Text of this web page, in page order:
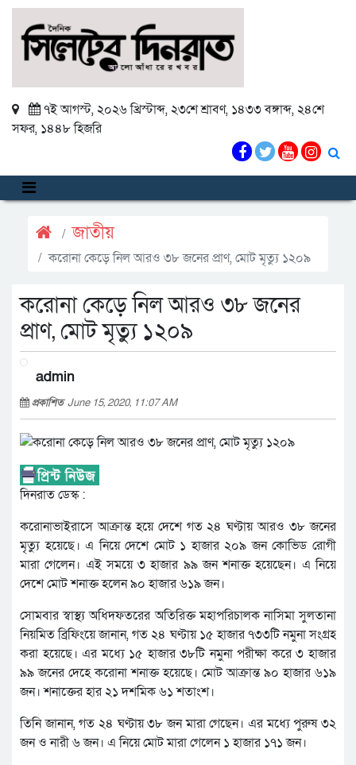
৭ই আগস্ট, ২০২৬ খ্রিস্টাব্দ, ২৩শে শ্রাবণ, ১৪৩৩ বঙ্গাব্দ, ২৪শে
সফর, ১৪৪৮ হিজরি
জাতীয়
করোনা কেড়ে নিল আরও ৩৮ জনের প্রাণ, মোট মৃত্যু ১২০৯
করোনা কেড়ে নিল আরও ৩৮ জনের
প্রাণ, মোট মৃত্যু ১২০৯
admin
প্রকাশিতJune 15, 2020, 11:07 AM
দিনরাত ডেস্ক :
করোনাভাইরাসে আক্রান্ত হয়ে দেশে গত ২৪ ঘণ্টায় আরও ৩৮ জনের
মৃত্যু হয়েছে। এ নিয়ে দেশে মোট ১ হাজার ২০৯ জন কোভিড রোগী
মারা গেলেন। এই সময়ে ৩ হাজার ৯৯ জন শনাক্ত হয়েছেন। এ নিয়ে
দেশে মোট শনাক্ত হলেন ৯০ হাজার ৬১৯ জন।
সোমবার স্বাস্থ্য অধিদফতরের অতিরিক্ত মহাপরিচালক নাসিমা সুলতানা
নিয়মিত ব্রিফিংয়ে জানান, গত ২৪ ঘণ্টায় ১৫ হাজার ৭৩৩টি নমুনা সংগ্রহ
করা হয়েছে। এর মধ্যে ১৫ হাজার ৩৮টি নমুনা পরীক্ষা করে ৩ হাজার
৯৯ জনের দেহে করোনা শনাক্ত হয়েছে। মোট আক্রান্ত ৯০ হাজার ৬১৯
জন। শনাক্তের হার ২১ দশমিক ৬১ শতাংশ।
তিনি জানান, গত ২৪ ঘণ্টায় ৩৮ জন মারা গেছেন। এর মধ্যে পুরুষ ৩২
জন ও নারী ৬ জন। এ নিয়ে মোট মারা গেলেন ১ হাজার ১৭১ জন।